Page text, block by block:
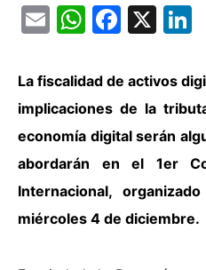
Email X
La fiscalidad de activos
implicaciones de la
economía digital serán
abordarán en el 1er
Internacional,
miércoles 4 de diciembre.